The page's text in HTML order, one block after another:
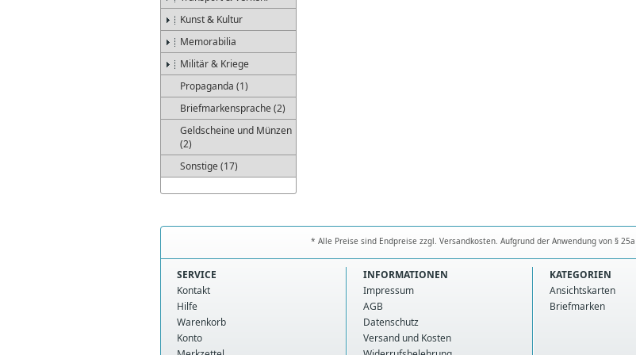
Kunst & Kultur
Memorabilia
Militär & Kriege
Propaganda (1)
Briefmarkensprache (2)
Geldscheine und Münzen
(2)
Sonstige (17)
* Alle Preise sind Endpreise zzgl. Versandkosten. Aufgrund der Anwendung von §
SERVICE
Kontakt
Hilfe
Warenkorb
Konto
INFORMATIONEN
Impressum
AGB
Datenschutz
Versand und Kosten
KATEGORIEN
Ansichtskarten
Briefmarken